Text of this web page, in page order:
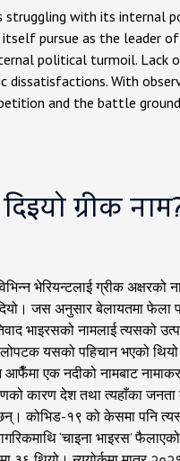
struggling with its
pursue as the leader
political turmoil. Lack
dissatisfactions. With
and the battle
ग्रीक
भेरियन्टलाई ग्रीक
जस अनुसार बेलायतमा फेला
भाइरसको नामलाई त्यसको
यसको पहिचान भएको
एक नदीको नामबाट
कारण देश तथा त्यहाँका
कोभिड-१९ को केसमा पनि
‘चाइना भाइरस’